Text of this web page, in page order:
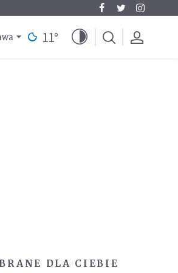
11°
DLA CIEBIE